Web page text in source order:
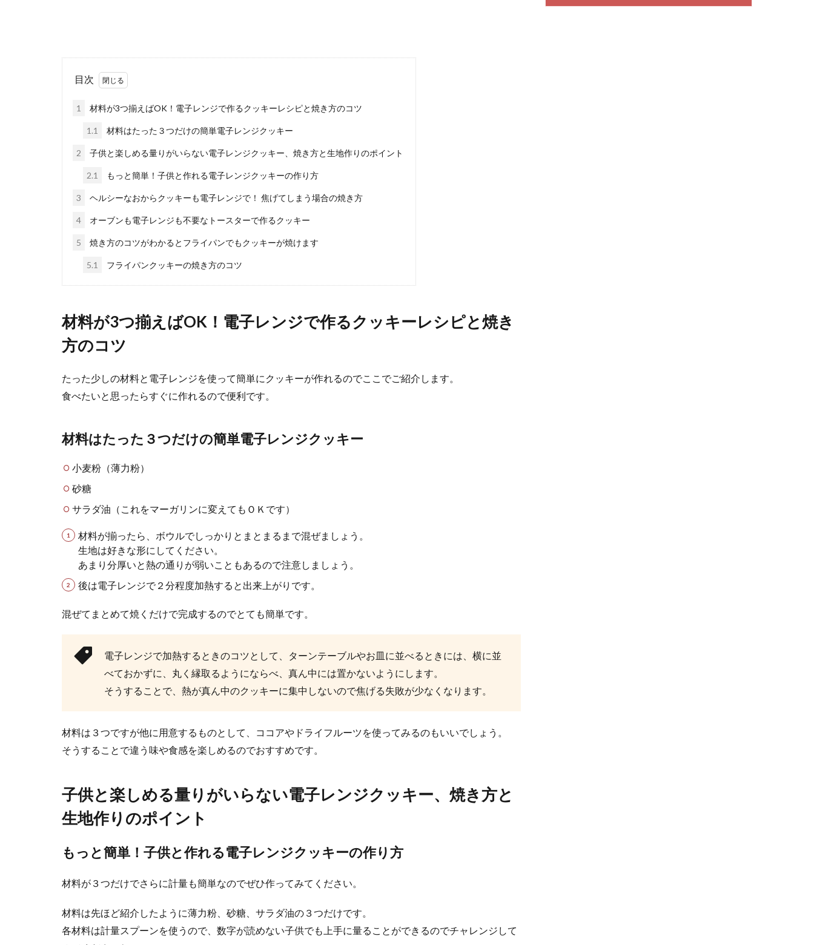
【時短レシピ】忙しい主婦向け簡単なのに美味しいメインのおかず
仕事で帰りが遅くなる主婦は、夕食作りは時間との戦いです。急いで準備をしている横で、子供
たちからは「お...
余っているたこ焼き粉を使って子供が大好きなおやつにアレンジ
ナスの簡単美味しい常備菜レシピ！冷蔵庫に入れておきたいおかず
夕飯の献立は子供が喜ぶものにしたいが、どんなものが良いか
かも知れません...
ホットケーキミックスで簡単におやつを作りたい
目次
1 材料が3つ揃えばOK！電子レンジで作るクッキーレシピと焼き方のコツ
1.1 材料はたった３つだけの簡単電子レンジクッキー
2 子供と楽しめる量りがいらない電子レンジクッキー、焼き方と生地作りのポイント
2.1 もっと簡単！子供と作れる電子レンジクッキーの作り方
3 ヘルシーなおからクッキーも電子レンジで！ 焦げてしまう場合の焼き方
4 オーブンも電子レンジも不要なトースターで作るクッキー
5 焼き方のコツがわかるとフライパンでもクッキーが焼けます
5.1 フライパンクッキーの焼き方のコツ
材料が3つ揃えばOK！電子レンジで作るクッキーレシピと焼き
方のコツ
たった少しの材料と電子レンジを使って簡単にクッキーが作れるのでここでご紹介します。
食べたいと思ったらすぐに作れるので便利です。
材料はたった３つだけの簡単電子レンジクッキー
小麦粉（薄力粉）
砂糖
サラダ油（これをマーガリンに変えてもＯＫです）
材料が揃ったら、ボウルでしっかりとまとまるまで混ぜましょう。
生地は好きな形にしてください。
あまり分厚いと熱の通りが弱いこともあるので注意しましょう。
後は電子レンジで２分程度加熱すると出来上がりです。
混ぜてまとめて焼くだけで完成するのでとても簡単です。
電子レンジで加熱するときのコツとして、ターンテーブルやお皿に並べるときには、横に並
べておかずに、丸く縁取るようにならべ、真ん中には置かないようにします。
そうすることで、熱が真ん中のクッキーに集中しないので焦げる失敗が少なくなります。
材料は３つですが他に用意するものとして、ココアやドライフルーツを使ってみるのもいいでしょう。
そうすることで違う味や食感を楽しめるのでおすすめです。
子供と楽しめる量りがいらない電子レンジクッキー、焼き方と
生地作りのポイント
もっと簡単！子供と作れる電子レンジクッキーの作り方
材料が３つだけでさらに計量も簡単なのでぜひ作ってみてください。
材料は先ほど紹介したように薄力粉、砂糖、サラダ油の３つだけです。
各材料は計量スプーンを使うので、数字が読めない子供でも上手に量ることができるのでチャレンジして